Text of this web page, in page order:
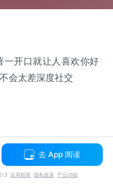
开口就让人喜欢你好
会太差深度社交
去 App 阅读
应用权限 隐私政策 产品功能